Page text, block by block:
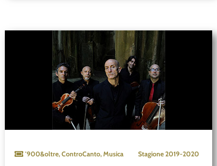
'900&oltre,ControCanto,Musica Stagione2019-2020